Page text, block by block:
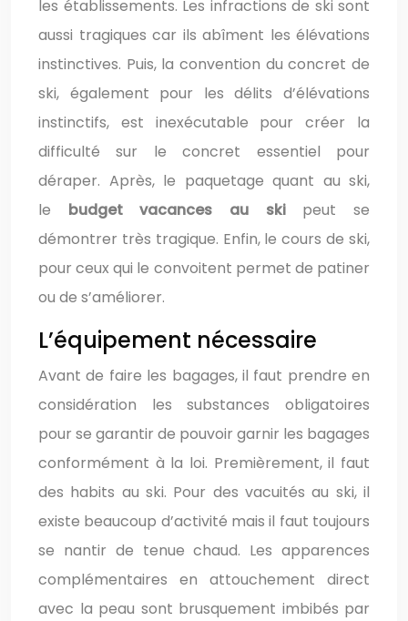
les établissements. Les infractions de ski sont
aussi tragiques car ils abîment les élévations
instinctives. Puis, la convention du concret de
ski, également pour les délits d’élévations
instinctifs, est inexécutable pour créer la
difficulté sur le concret essentiel pour
déraper. Après, le paquetage quant au ski,
le budget vacances au skipeut se
démontrer très tragique. Enfin, le cours de ski,
pour ceux qui le convoitent permet de patiner
ou de s’améliorer.
L’équipement nécessaire
Avant de faire les bagages, il faut prendre en
considération les substances obligatoires
pour se garantir de pouvoir garnir les bagages
conformément à la loi. Premièrement, il faut
des habits au ski. Pour des vacuités au ski, il
existe beaucoup d’activité mais il faut toujours
se nantir de tenue chaud. Les apparences
complémentaires en attouchement direct
avec la peau sont brusquement imbibés par